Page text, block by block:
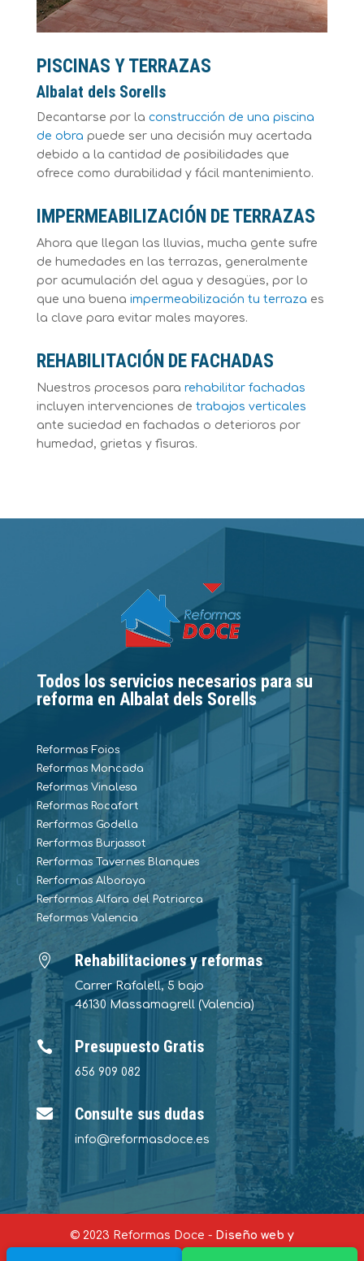
PISCINAS Y TERRAZAS
Albalat dels Sorells
Decantarse por la construcción de una piscina
de obra puede ser una decisión muy acertada
debido a la cantidad de posibilidades que
ofrece como durabilidad y fácil mantenimiento.
IMPERMEABILIZACIÓN DE TERRAZAS
Ahora que llegan las lluvias, mucha gente sufre
de humedades en las terrazas, generalmente
por acumulación del agua y desagües, por lo
que una buena impermeabilización tu terraza es
la clave para evitar males mayores.
REHABILITACIÓN DE FACHADAS
Nuestros procesos para rehabilitar fachadas
incluyen intervenciones de trabajos verticales
ante suciedad en fachadas o deterioros por
humedad, grietas y fisuras.
Todos los servicios necesarios para su
reforma en Albalat dels Sorells
Reformas Foios
Reformas Moncada
Reformas Vinalesa
Reformas Rocafort
Rerformas Godella
Rerformas Burjassot
Rerformas Tavernes Blanques
Rerformas Alboraya
Rerformas Alfara del Patriarca
Reformas Valencia
 Rehabilitaciones y reformas
Carrer Rafalell, 5 bajo
46130 Massamagrell (Valencia)
 Presupuesto Gratis
656 909 082
 Consulte sus dudas
info@reformasdoce.es
© 2023 Reformas Doce - Diseño web y
posicionamiento SEO por Oscar Sanjaime